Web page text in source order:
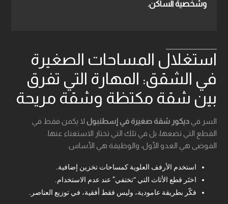
وشخصية الساكن.
استغلال المساحات الصغيرة
في الشقق: المهارة التي تفرق
بين شقة مكتظة وشقة مريحة
السر فيديكور شقة صغيرة في إسطنبول لا يكمن فقط في
القطع التي تضعها، بل في تلك التي تختار الاستغناء عنها.
الفوضى هي العدو الأول، والوظيفة هي الأساس.
استخدم الأرفف العلوية كمساحات تخزين إضافية.
اختَر قطع الأثاث التي “تختفي” عند عدم الاستخدام.
فكّر بطريقة عامودية، وليس فقط أفقية، في توزيع العناصر.